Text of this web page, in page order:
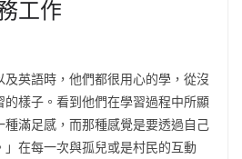
工作
及英語時，他們都很用心的學，從沒
樣子。看到他們在學習過程中所顯
滿足感，而那種感覺是要透過自己
在每一次與孤兒或是村民的互動